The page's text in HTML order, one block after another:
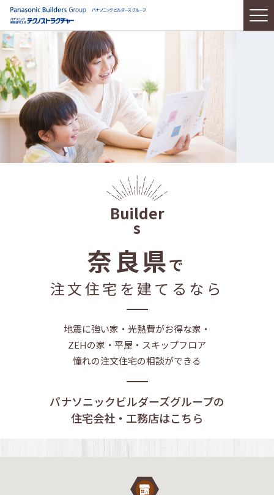
奈良県で
注文住宅を建てるなら
地震に強い家・光熱費がお得な家・
ZEHの家・平屋・スキップフロア
憧れの注文住宅の相談ができる
パナソニックビルダーズグループの
住宅会社・工務店はこちら